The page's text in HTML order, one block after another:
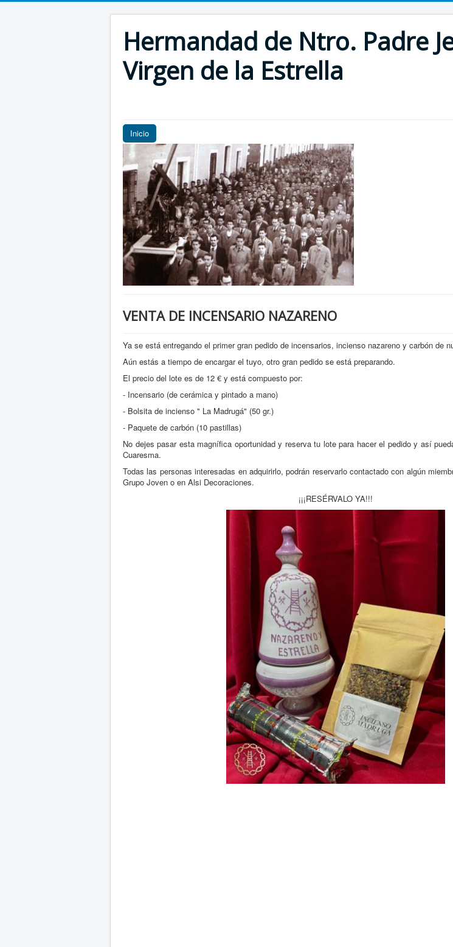
Hermandad de Ntro. Padre
Virgen de la Estrella
Inicio
VENTA DE INCENSARIO NAZARENO
Ya se está entregando el primer gran pedido de incensarios, incienso nazareno y carbón de
Aún estás a tiempo de encargar el tuyo, otro gran pedido se está preparando.
El precio del lote es de 12 € y está compuesto por:
- Incensario (de cerámica y pintado a mano)
- Bolsita de incienso " La Madrugá" (50 gr.)
- Paquete de carbón (10 pastillas)
No dejes pasar esta magnífica oportunidad y reserva tu lote para hacer el pedido y así
Cuaresma.
Todas las personas interesadas en adquirirlo, podrán reservarlo contactado con algún
Grupo Joven o en Alsi Decoraciones.
¡¡¡RESÉRVALO YA!!!